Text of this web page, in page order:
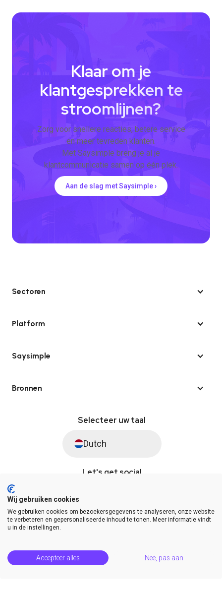
Klaar om je
klantgesprekken te
stroomlijnen?
Zorg voor snellere reacties, betere service
en meer tevreden klanten.
Met Saysimple breng je al je
klantcommunicatie samen op één plek.
Aan de slag met Saysimple ›
Sectoren
Platform
Saysimple
Bronnen
Selecteer uw taal
Dutch
Let's get social
© Saysimple 2026 · WhatsApp Automation Platform
Algemene voorwaardenDPAPrivacy statement
Release Notes
Wij gebruiken cookies
We gebruiken cookies om bezoekersgegevens te analyseren, onze website
te verbeteren en gepersonaliseerde inhoud te tonen. Meer informatie vindt
u in de instellingen.
Accepteer alles Nee, pas aan